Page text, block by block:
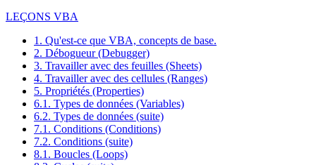
LEÇONS VBA
1. Qu'est-ce que VBA, concepts de base.
2. Débogueur (Debugger)
3. Travailler avec des feuilles (Sheets)
4. Travailler avec des cellules (Ranges)
5. Propriétés (Properties)
6.1. Types de données (Variables)
6.2. Types de données (suite)
7.1. Conditions (Conditions)
7.2. Conditions (suite)
8.1. Boucles (Loops)